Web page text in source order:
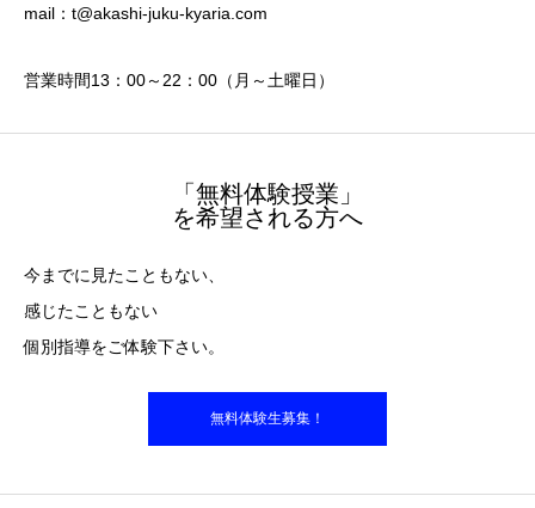
mail：t@akashi-juku-kyaria.com
営業時間13：00～22：00（月～土曜日）
「無料体験授業」
を希望される方へ
今までに見たこともない、
感じたこともない
個別指導をご体験下さい。
無料体験生募集！